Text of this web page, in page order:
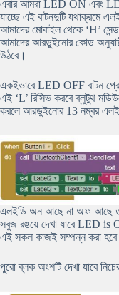
এবার আমরা LED ON এবং
যাচ্ছে এই বাটনদুটি যথাক্রমে
আমাদের মোবাইল থেকে ‘H’
আমাদের আরডুইনোর কোড
উঠবে।
একইভাবে LED OFF বাটন
এই ‘L’ রিসিভ করবে ব্লুটুথ
করলে আরডুইনোর 13 নম্বর
এলইডি অন আছে না অফ আছে তা
সবুজ রঙয়ে দেখা যাবে LED is
এই সকল কাজই সম্পন্ন করা
পুরো ব্লক অংশটি দেখা যাবে